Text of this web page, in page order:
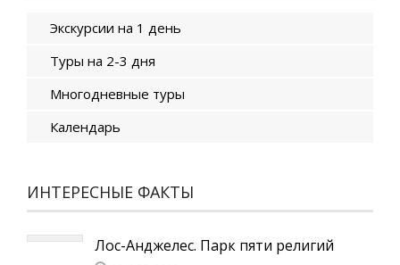
Экскурсии на 1 день
Туры на 2-3 дня
Многодневные туры
Календарь
ИНТЕРЕСНЫЕ ФАКТЫ
Лос-Анджелес. Парк пяти религий